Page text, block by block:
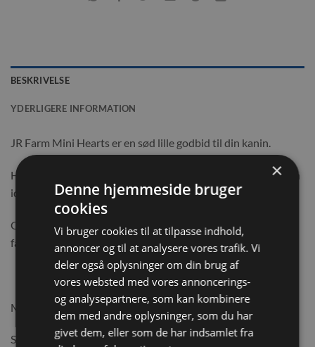
BESKRIVELSE
YDERLIGERE INFORMATION
JR Farm Mini Hearts er en sød lille godbid til din kanin.
Hjerterne er perfekt belønning til en kornfri diæt. – og har en
ideel størrelse, ligetil at sætte tænderne i.
Og hvem vil ikke gerne give et hjerte væk? Det vil vi i hvert
fald helt sikkert.
Mærke: JR Farm
Specifikationer: 150g
×
Denne hjemmeside bruger
cookies
Vi bruger cookies til at tilpasse indhold,
annoncer og til at analysere vores trafik. Vi
deler også oplysninger om din brug af
vores websted med vores annoncerings-
og analysepartnere, som kan kombinere
dem med andre oplysninger, som du har
givet dem, eller som de har indsamlet fra